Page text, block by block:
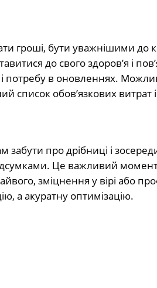
гроші, бути уважнішими
до свого здоров’я і
потребу в оновленнях.
список обов’язкових витрат
забути про дрібниці і
Це важливий
зміцнення у вірі або
а акуратну оптимізацію.